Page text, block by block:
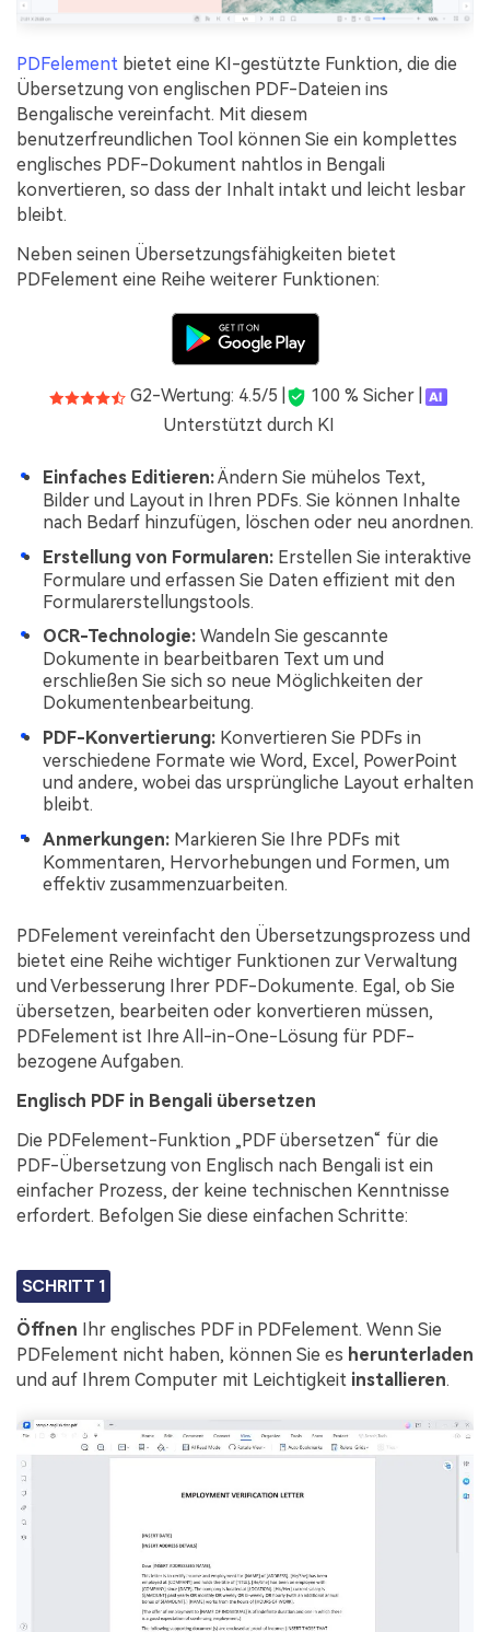
PDFelement bietet eine KI-gestützte Funktion, die die
Übersetzung von englischen PDF-Dateien ins
Bengalische vereinfacht. Mit diesem
benutzerfreundlichen Tool können Sie ein komplettes
englisches PDF-Dokument nahtlos in Bengali
konvertieren, so dass der Inhalt intakt und leicht lesbar
bleibt.
Neben seinen Übersetzungsfähigkeiten bietet
PDFelement eine Reihe weiterer Funktionen:
G2-Wertung: 4.5/5 |
100 % Sicher |
Unterstützt durch KI
Einfaches Editieren:Ändern Sie mühelos Text,
Bilder und Layout in Ihren PDFs. Sie können Inhalte
nach Bedarf hinzufügen, löschen oder neu anordnen.
Erstellung von Formularen: Erstellen Sie interaktive
Formulare und erfassen Sie Daten effizient mit den
Formularerstellungstools.
OCR-Technologie: Wandeln Sie gescannte
Dokumente in bearbeitbaren Text um und
erschließen Sie sich so neue Möglichkeiten der
Dokumentenbearbeitung.
PDF-Konvertierung: Konvertieren Sie PDFs in
verschiedene Formate wie Word, Excel, PowerPoint
und andere, wobei das ursprüngliche Layout erhalten
bleibt.
Anmerkungen: Markieren Sie Ihre PDFs mit
Kommentaren, Hervorhebungen und Formen, um
effektiv zusammenzuarbeiten.
PDFelement vereinfacht den Übersetzungsprozess und
bietet eine Reihe wichtiger Funktionen zur Verwaltung
und Verbesserung Ihrer PDF-Dokumente. Egal, ob Sie
übersetzen, bearbeiten oder konvertieren müssen,
PDFelement ist Ihre All-in-One-Lösung für PDF-
bezogene Aufgaben.
Englisch PDF in Bengali übersetzen
Die PDFelement-Funktion „PDF übersetzen“ für die
PDF-Übersetzung von Englisch nach Bengali ist ein
einfacher Prozess, der keine technischen Kenntnisse
erfordert. Befolgen Sie diese einfachen Schritte:
SCHRITT 1
Öffnen Ihr englisches PDF in PDFelement. Wenn Sie
PDFelement nicht haben, können Sie es herunterladen
und auf Ihrem Computer mit Leichtigkeit installieren.